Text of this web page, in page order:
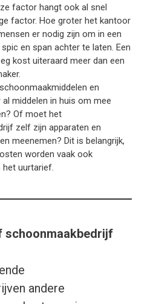
factor hangt ook al snel
factor. Hoe groter het kantoor
er nodig zijn om in een
en span achter te laten. Een
kost uiteraard meer dan een
en
al middelen in huis om mee
Of moet het
zelf zijn apparaten en
meenemen? Dit is belangrijk,
worden vaak ook
het uurtarief.
schoonmaakbedrijf
andere